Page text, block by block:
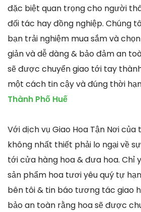
đặc biệt quan trọng cho người
đối tác hay đồng nghiệp. Chúng
bạn trải nghiệm mua sắm và
giản và dễ dàng & bảo đảm an
sẽ được chuyển giao tới tay
một cách tin cậy và đúng thời
Thành Phố Huế
Với dịch vụ Giao Hoa Tận Nơi của
không nhất thiết phải lo ngại về
tới cửa hàng hoa & đưa hoa. Chỉ
sản phẩm hoa tươi yêu quý tự
bên tôi & tin báo tương tác giao
bảo an toàn rằng hoa sẽ được